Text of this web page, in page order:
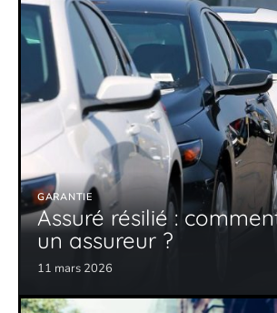
GARANTIE
Assuré résilié :
un assureur ?
11 mars 2026